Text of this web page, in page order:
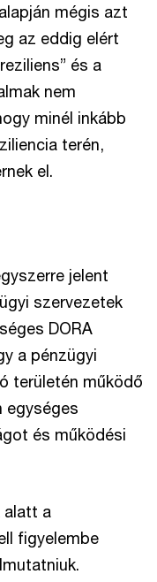
mégis azt
az eddig elért
és a
nem
minél inkább
terén,
el.
jelent
szervezetek
DORA
a pénzügyi
területén működő
egységes
és működési
alatt a
figyelembe